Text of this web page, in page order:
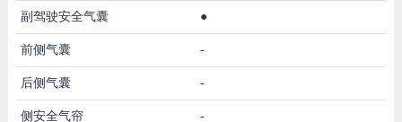
副驾驶安全气囊 ●
前侧气囊 -
后侧气囊 -
侧安全气帘 -